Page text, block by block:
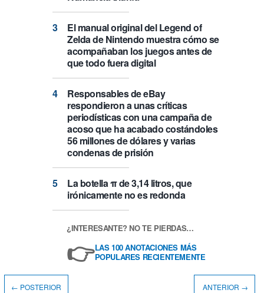
El manual original del Legend of
Zelda de Nintendo muestra cómo se
acompañaban los juegos antes de
que todo fuera digital
Responsables de eBay
respondieron a unas críticas
periodísticas con una campaña de
acoso que ha acabado costándoles
56 millones de dólares y varias
condenas de prisión
La botella π de 3,14 litros, que
irónicamente no es redonda
¿INTERESANTE? NO TE PIERDAS…
👉LAS 100 ANOTACIONES MÁS
POPULARES RECIENTEMENTE
← POSTERIOR ANTERIOR →